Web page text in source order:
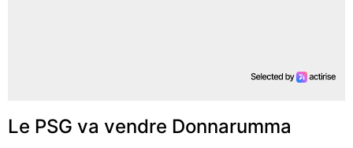
Le PSG va vendre Donnarumma